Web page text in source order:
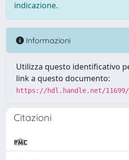
indicazione.
Informazioni
Utilizza questo identificativo
link a questo documento:
https://hdl.handle.net/11699/
Citazioni